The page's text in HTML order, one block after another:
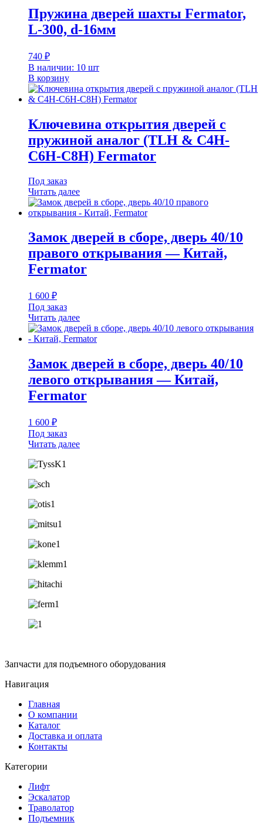
Пружина дверей шахты Fermator,
L-300, d-16мм
740 ₽
В наличии: 10 шт
В корзину
Ключевина открытия дверей с
пружиной аналог (TLH & C4H-
C6H-C8H) Fermator
Под заказ
Читать далее
Замок дверей в сборе, дверь 40/10
правого открывания — Китай,
Fermator
1 600 ₽
Под заказ
Читать далее
Замок дверей в сборе, дверь 40/10
левого открывания — Китай,
Fermator
1 600 ₽
Под заказ
Читать далее
Запчасти для подъемного оборудования
Навигация
Главная
О компании
Каталог
Доставка и оплата
Контакты
Категории
Лифт
Эскалатор
Траволатор
Подъемник